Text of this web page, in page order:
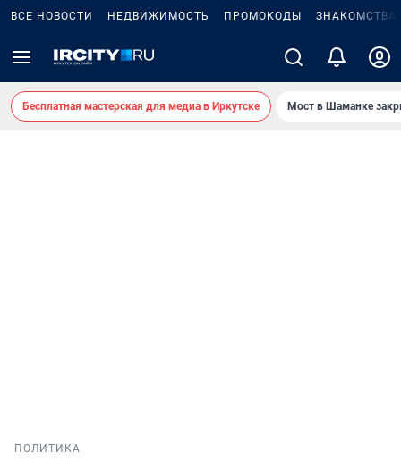
ВСЕ НОВОСТИ НЕДВИЖИМОСТЬ ПРОМОКОДЫ ЗНАКОМСТВА
Бесплатная мастерская для медиа в Иркутске Мост в Шаманке
ПОЛИТИКА